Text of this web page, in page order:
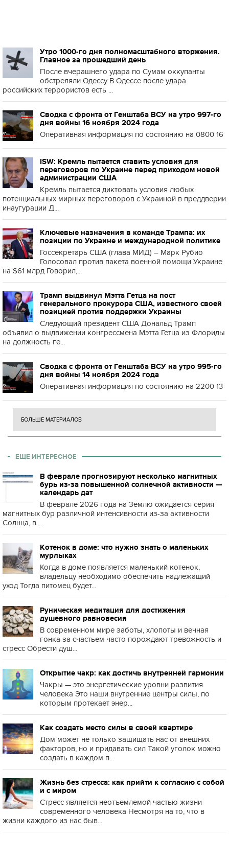
Утро 1000-го дня полномасштабного вторжения.
Главное за прошедший день
После вчерашнего удара по Сумам оккупанты
обстреляли Одессу В Одессе после удара
российских террористов есть ...
Сводка с фронта от Генштаба ВСУ на утро 997-го
дня войны 16 ноября 2024 года
Оперативная информация по состоянию на 0800 16
ISW: Кремль пытается ставить условия для
переговоров по Украине перед приходом новой
администрации США
Кремль пытается диктовать условия любых
потенциальных мирных переговоров с Украиной в преддверии
инаугурации Д...
Ключевые назначения в команде Трампа: их
позиции по Украине и международной политике
Госсекретарь США (глава МИД) – Марк Рубио
Голосовал против пакета военной помощи Украине
на $61 млрд Говорил,...
Трамп выдвинул Мэтта Гетца на пост
генерального прокурора США, известного своей
позицией против поддержки Украины
Следующий президент США Дональд Трамп
объявил о выдвижении конгрессмена Мэтта Гетца из Флориды
на должность ге...
Сводка с фронта от Генштаба ВСУ на утро 995-го
дня войны 14 ноября 2024 года
Оперативная информация по состоянию на 2200 13
БОЛЬШЕ МАТЕРИАЛОВ
ЕЩЕ ИНТЕРЕСНОЕ
В феврале прогнозируют несколько магнитных
бурь из-за повышенной солнечной активности —
календарь дат
В феврале 2026 года на Землю ожидается серия
магнитных бур различной интенсивности из-за активности
Солнца, в ...
Котенок в доме: что нужно знать о маленьких
мурлыках
Когда в доме появляется маленький котенок,
владельцу необходимо обеспечить надлежащий
уход Тогда питомец будет...
Руническая медитация для достижения
душевного равновесия
В современном мире заботы, хлопоты и вечная
гонка за счастьем часто порождают тревожность и
стресс Обрести душ...
Открытие чакр: как достичь внутренней гармонии
Чакры — это энергетические уровни развития
человека Это наши внутренние центры силы, по
которым протекает энер...
Как создать место силы в своей квартире
Дом может не только защищать нас от внешних
факторов, но и придавать сил Такой уголок можно
создать в каждом п...
Жизнь без стресса: как прийти к согласию с собой
и с миром
Стресс является неотъемлемой частью жизни
современного человека Несмотря на то, что в
жизни каждого из нас быв...